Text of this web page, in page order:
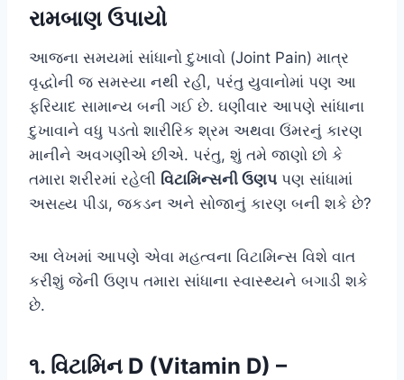
રામબાણ ઉપાયો
આજના સમયમાં સાંધાનો દુખાવો (Joint Pain) માત્ર
વૃદ્ધોની જ સમસ્યા નથી રહી, પરંતુ યુવાનોમાં પણ આ
ફરિયાદ સામાન્ય બની ગઈ છે. ઘણીવાર આપણે સાંધાના
દુખાવાને વધુ પડતો શારીરિક શ્રમ અથવા ઉંમરનું કારણ
માનીને અવગણીએ છીએ. પરંતુ, શું તમે જાણો છો કે
તમારા શરીરમાં રહેલી વિટામિન્સની ઉણપ પણ સાંધામાં
અસહ્ય પીડા, જકડન અને સોજાનું કારણ બની શકે છે?
આ લેખમાં આપણે એવા મહત્વના વિટામિન્સ વિશે વાત
કરીશું જેની ઉણપ તમારા સાંધાના સ્વાસ્થ્યને બગાડી શકે
છે.
૧. વિટામિન D (Vitamin D) –